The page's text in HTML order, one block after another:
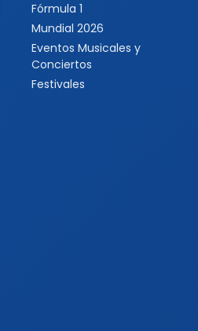
Fórmula 1
Mundial 2026
Eventos Musicales y
Conciertos
Festivales